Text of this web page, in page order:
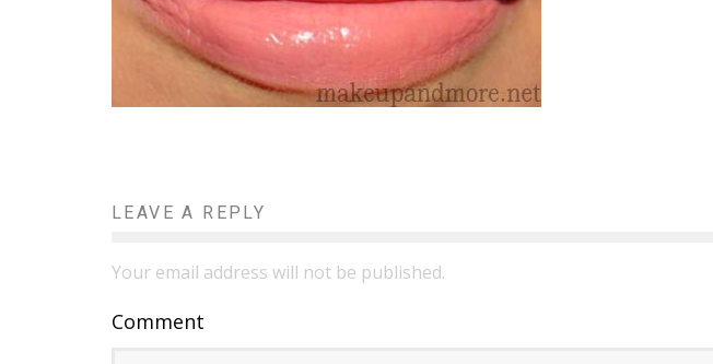
LEAVE A REPLY
Your email address will not be published.
Comment